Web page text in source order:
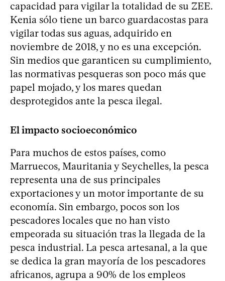
capacidad para vigilar la totalidad de su ZEE.
Kenia sólo tiene un barco guardacostas para
vigilar todas sus aguas, adquirido en
noviembre de 2018, y no es una excepción.
Sin medios que garanticen su cumplimiento,
las normativas pesqueras son poco más que
papel mojado, y los mares quedan
desprotegidos ante la pesca ilegal.
El impacto socioeconómico
Para muchos de estos países, como
Marruecos, Mauritania y Seychelles, la pesca
representa una de sus principales
exportaciones y un motor importante de su
economía. Sin embargo, pocos son los
pescadores locales que no han visto
empeorada su situación tras la llegada de la
pesca industrial. La pesca artesanal, a la que
se dedica la gran mayoría de los pescadores
africanos, agrupa a 90% de los empleos